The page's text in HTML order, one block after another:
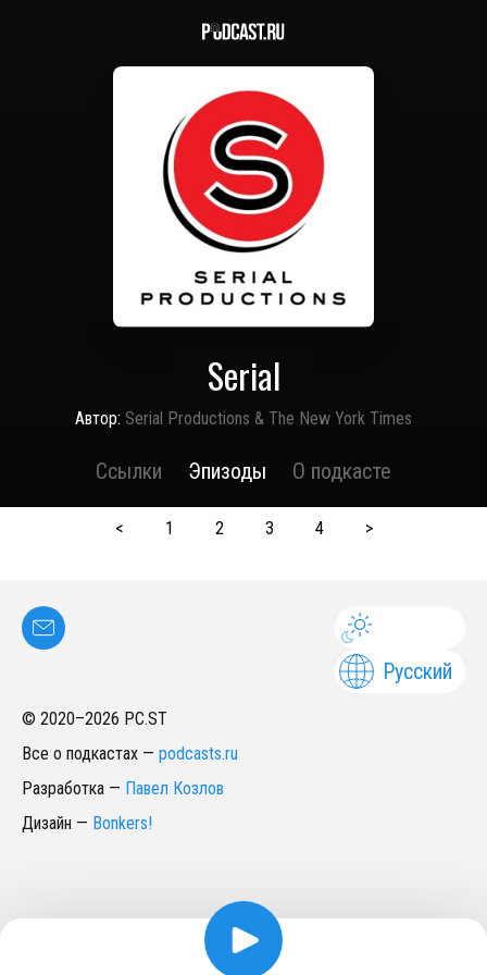
Serial
Автор: Serial Productions & The New York Times
Ссылки Эпизоды О подкасте
< 1 2 3 4 >
Русский
© 2020–2026 PC.ST
Все о подкастах — podcasts.ru
Разработка — Павел Козлов
Дизайн — Bonkers!